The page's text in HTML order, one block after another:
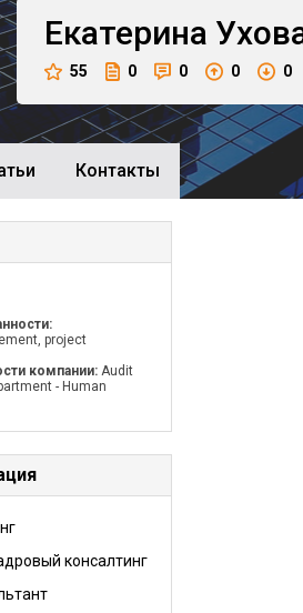
Екатерина
55 0 0 0 0
Контакты
project
компании: Audit
- Human
консалтинг